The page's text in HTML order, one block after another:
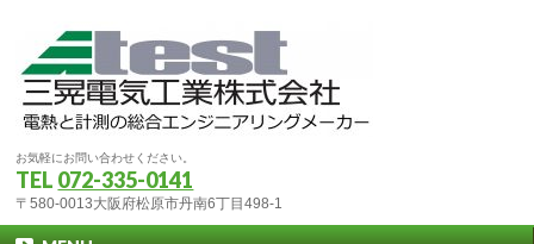
お気軽にお問い合わせください。
TEL 072-335-0141
〒580-0013大阪府松原市丹南6丁目498-1